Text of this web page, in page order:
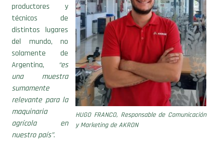
HUGO FRANCO, Responsable de Comunicación
y Marketing de AKRON
productores y
técnicos de
distintos lugares
del mundo, no
solamente de
Argentina, “es
una muestra
sumamente
relevante para la
maquinaria
agrícola en
nuestro país”.